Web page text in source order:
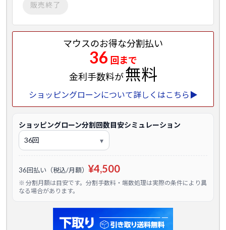
販売終了
マウスのお得な分割払い
36 回まで
金利手数料が無料
ショッピングローンについて詳しくはこちら▶
ショッピングローン分割回数目安シミュレーション
36回払い（税込/月額） ¥4,500
※ 分割月額は目安です。分割手数料・端数処理は実際の条件により異
なる場合があります。